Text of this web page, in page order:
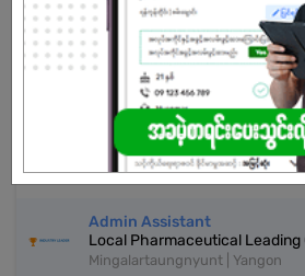
REGISTER NOW!
More Similar Jobs
Sales Admin
Local Pharmaceutical
Mingalartaungnyunt | Yangon
Admin Assistant
Local Pharmaceutical Leading
Mingalartaungnyunt | Yangon